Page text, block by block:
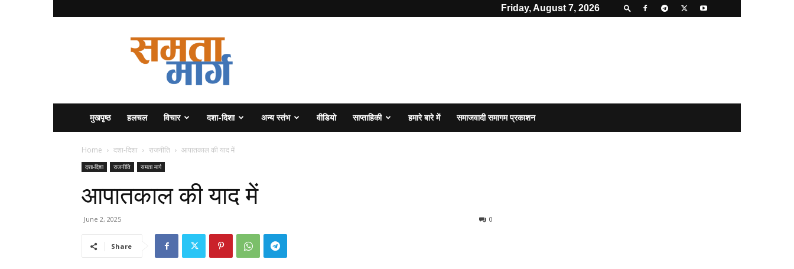
Friday, August 7, 2026
मुखपृष्ठ हलचल विचार दशा-दिशा अन्य स्तंभ वीडियो साप्ताहिकी हमारे बारे में समाजवादी समागम प्रकाशन
Home दशा-दिशा राजनीति आपातकाल की याद में
दशा-दिशा राजनीति समता मार्ग
आपातकाल की याद में
June 2, 2025 0
Share